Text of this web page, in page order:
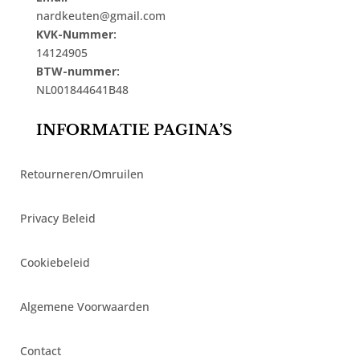
nardkeuten@gmail.com
KVK-Nummer:
14124905
BTW-nummer:
NL001844641B48
INFORMATIE PAGINA’S
Retourneren/Omruilen
Privacy Beleid
Cookiebeleid
Algemene Voorwaarden
Contact